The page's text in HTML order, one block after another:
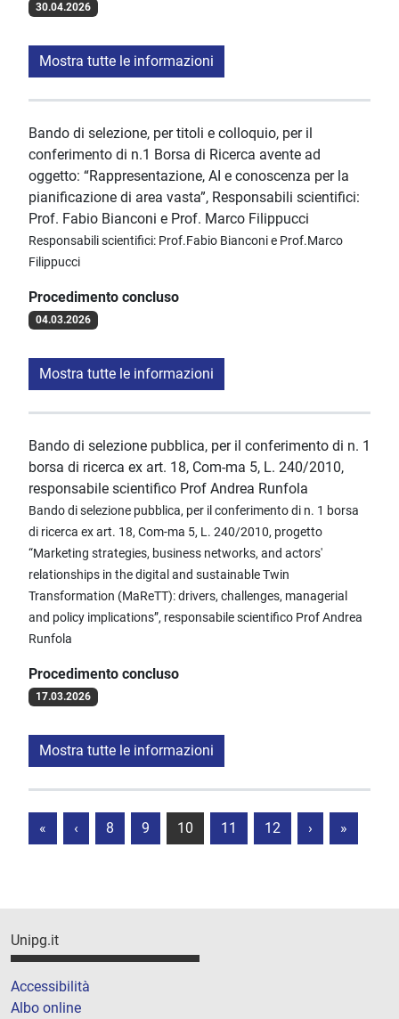
30.04.2026
Mostra tutte le informazioni
Bando di selezione, per titoli e colloquio, per il
conferimento di n.1 Borsa di Ricerca avente ad
oggetto: “Rappresentazione, AI e conoscenza per la
pianificazione di area vasta”, Responsabili scientifici:
Prof. Fabio Bianconi e Prof. Marco Filippucci
Responsabili scientifici: Prof.Fabio Bianconi e Prof.Marco
Filippucci
Procedimento concluso
04.03.2026
Mostra tutte le informazioni
Bando di selezione pubblica, per il conferimento di n. 1
borsa di ricerca ex art. 18, Com-ma 5, L. 240/2010,
responsabile scientifico Prof Andrea Runfola
Bando di selezione pubblica, per il conferimento di n. 1 borsa
di ricerca ex art. 18, Com-ma 5, L. 240/2010, progetto
“Marketing strategies, business networks, and actors'
relationships in the digital and sustainable Twin
Transformation (MaReTT): drivers, challenges, managerial
and policy implications”, responsabile scientifico Prof Andrea
Runfola
Procedimento concluso
17.03.2026
Mostra tutte le informazioni
« ‹ 8 9 10 11 12 › »
Unipg.it
Accessibilità
Albo online